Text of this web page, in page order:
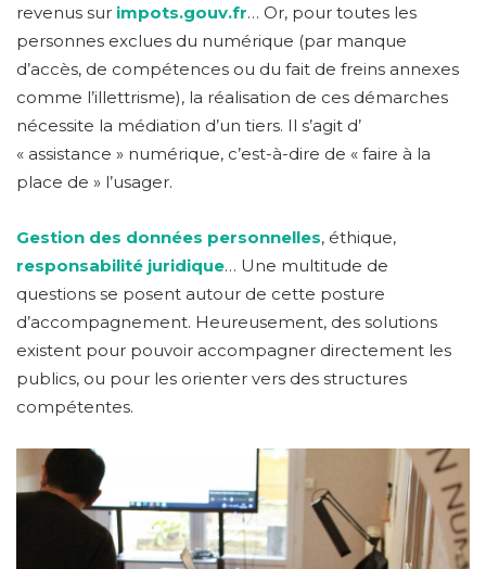
revenus sur impots.gouv.fr… Or, pour toutes les
personnes exclues du numérique (par manque
d’accès, de compétences ou du fait de freins annexes
comme l’illettrisme), la réalisation de ces démarches
nécessite la médiation d’un tiers. Il s’agit d’
« assistance » numérique, c’est-à-dire de « faire à la
place de » l’usager.
Gestion des données personnelles, éthique,
responsabilité juridique… Une multitude de
questions se posent autour de cette posture
d’accompagnement. Heureusement, des solutions
existent pour pouvoir accompagner directement les
publics, ou pour les orienter vers des structures
compétentes.